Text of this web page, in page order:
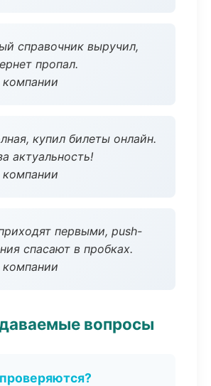
справочник выручил,
пропал.
купил билеты онлайн.
актуальность!
первыми, push-
спасают в пробках.
вопросы